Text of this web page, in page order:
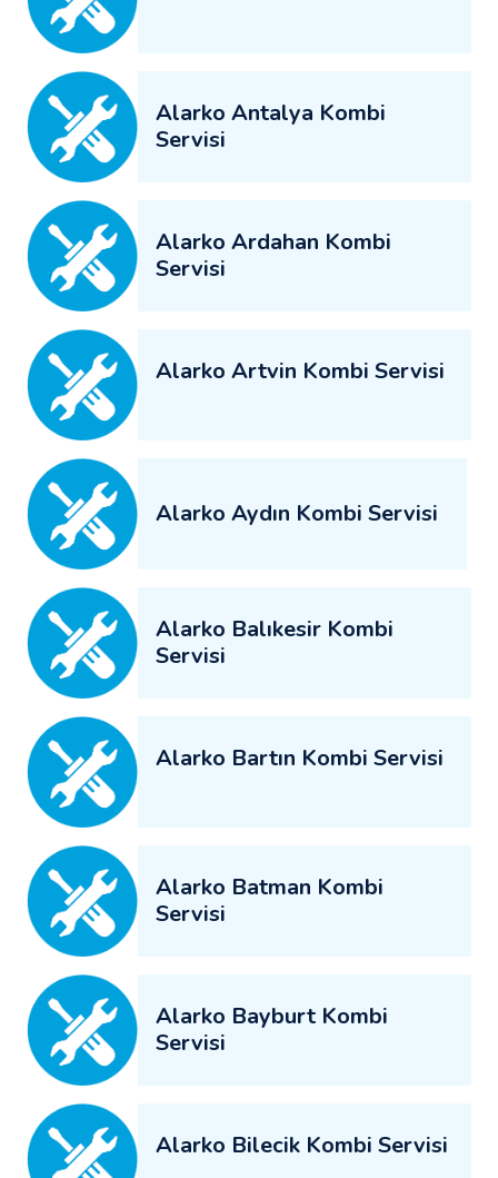
Alarko Antalya Kombi
Servisi
Alarko Ardahan Kombi
Servisi
Alarko Artvin Kombi Servisi
Alarko Aydın Kombi Servisi
Alarko Balıkesir Kombi
Servisi
Alarko Bartın Kombi Servisi
Alarko Batman Kombi
Servisi
Alarko Bayburt Kombi
Servisi
Alarko Bilecik Kombi Servisi